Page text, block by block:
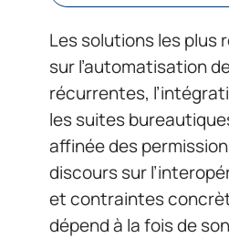
Les solutions les plus
sur l’automatisation
récurrentes,
les suites
affinée des
discours sur
et contraintes
dépend à la fois de